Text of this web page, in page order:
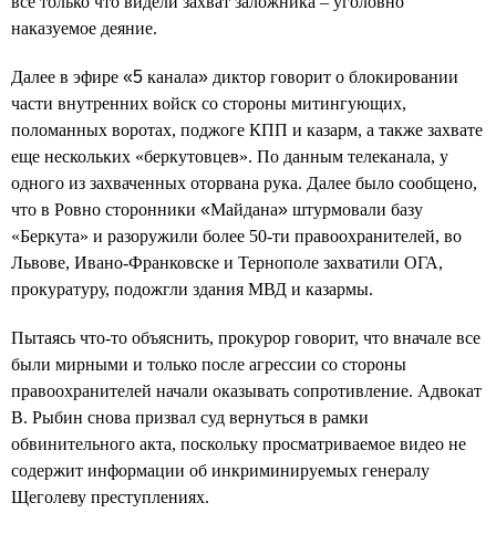
наказуемое деяние.
Далее в эфире «5 канала» диктор говорит о блокировании
части внутренних войск со стороны митингующих,
поломанных воротах, поджоге КПП и казарм, а также захвате
еще нескольких «беркутовцев». По данным телеканала, у
одного из захваченных оторвана рука. Далее было сообщено,
что в Ровно сторонники «Майдана» штурмовали базу
«Беркута» и разоружили более 50-ти правоохранителей, во
Львове, Ивано-Франковске и Тернополе захватили ОГА,
прокуратуру, подожгли здания МВД и казармы.
Пытаясь что-то объяснить, прокурор говорит, что вначале все
были мирными и только после агрессии со стороны
правоохранителей начали оказывать сопротивление. Адвокат
В. Рыбин снова призвал суд вернуться в рамки
обвинительного акта, поскольку просматриваемое видео не
содержит информации об инкриминируемых генералу
Щеголеву преступлениях.